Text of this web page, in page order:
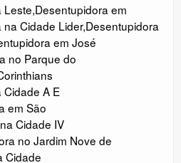
Leste,Desentupidora em
Cidade Lider,Desentupidora
em José
no Parque do
Cidade A E
em São
Cidade IV
no Jardim Nove de
Cidade